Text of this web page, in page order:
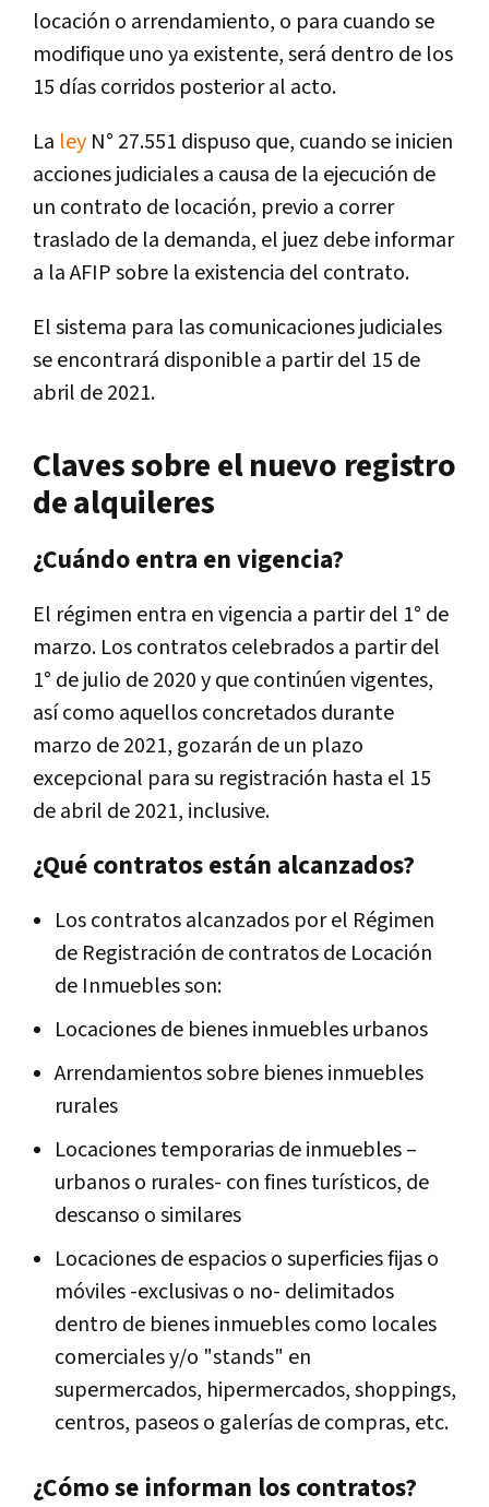
locación o arrendamiento, o para cuando se
modifique uno ya existente, será dentro de los
15 días corridos posterior al acto.
La ley N° 27.551 dispuso que, cuando se inicien
acciones judiciales a causa de la ejecución de
un contrato de locación, previo a correr
traslado de la demanda, el juez debe informar
a la AFIP sobre la existencia del contrato.
El sistema para las comunicaciones judiciales
se encontrará disponible a partir del 15 de
abril de 2021.
Claves sobre el nuevo registro
de alquileres
¿Cuándo entra en vigencia?
El régimen entra en vigencia a partir del 1° de
marzo. Los contratos celebrados a partir del
1° de julio de 2020 y que continúen vigentes,
así como aquellos concretados durante
marzo de 2021, gozarán de un plazo
excepcional para su registración hasta el 15
de abril de 2021, inclusive.
¿Qué contratos están alcanzados?
Los contratos alcanzados por el Régimen
de Registración de contratos de Locación
de Inmuebles son:
Locaciones de bienes inmuebles urbanos
Arrendamientos sobre bienes inmuebles
rurales
Locaciones temporarias de inmuebles –
urbanos o rurales- con fines turísticos, de
descanso o similares
Locaciones de espacios o superficies fijas o
móviles -exclusivas o no- delimitados
dentro de bienes inmuebles como locales
comerciales y/o "stands" en
supermercados, hipermercados, shoppings,
centros, paseos o galerías de compras, etc.
¿Cómo se informan los contratos?